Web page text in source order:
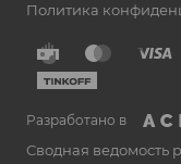
Политика
Разработано в
Сводная ведомость